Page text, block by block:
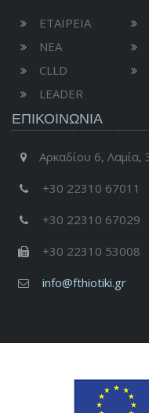
ΕΤΑΙΡΕΙΑ
ΝΕΑ
CLLD
LEADER
ΕΠΙΚΟΙΝΩΝΊΑ
Αρκαδίου 6, Λαμία,
+30 22310 67011
+30 22310 67029
+30 22310 53008
info@fthiotiki.gr